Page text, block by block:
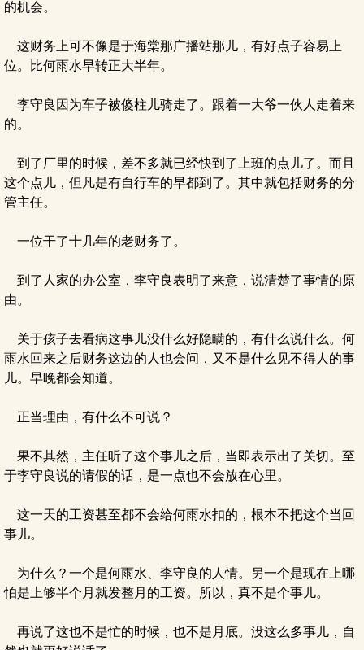
的机会。
这财务上可不像是于海棠那广播站那儿，有好点子容易上
位。比何雨水早转正大半年。
李守良因为车子被傻柱儿骑走了。跟着一大爷一伙人走着来
的。
到了厂里的时候，差不多就已经快到了上班的点儿了。而且
这个点儿，但凡是有自行车的早都到了。其中就包括财务的分
管主任。
一位干了十几年的老财务了。
到了人家的办公室，李守良表明了来意，说清楚了事情的原
由。
关于孩子去看病这事儿没什么好隐瞒的，有什么说什么。何
雨水回来之后财务这边的人也会问，又不是什么见不得人的事
儿。早晚都会知道。
正当理由，有什么不可说？
果不其然，主任听了这个事儿之后，当即表示出了关切。至
于李守良说的请假的话，是一点也不会放在心里。
这一天的工资甚至都不会给何雨水扣的，根本不把这个当回
事儿。
为什么？一个是何雨水、李守良的人情。另一个是现在上哪
怕是上够半个月就发整月的工资。所以，真不是个事儿。
再说了这也不是忙的时候，也不是月底。没这么多事儿，自